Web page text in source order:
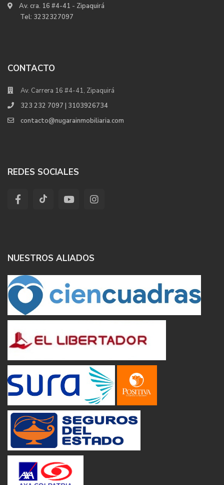
Av. cra. 16 #4-41 - Zipaquirá
Tel: 3232327097
CONTACTO
Av. Carrera 16 #4-41, Zipaquirá
323 232 7097 | 3103926734
contacto@nugarainmobiliaria.com
REDES SOCIALES
NUESTROS ALIADOS